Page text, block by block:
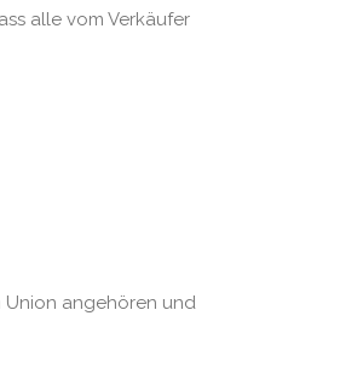
alle vom Verkäufer
Union angehören und